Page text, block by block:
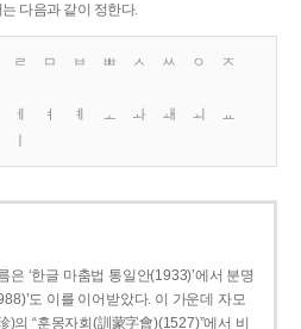
다음과 같이 정한다.
ㄹ ㅁ ㅂ ㅃ ㅅ ㅆ ㅇ
ㅈ
ㅔ ㅕ ㅖ ㅗ ㅘ ㅙ ㅚ
ㅛ
은 ‘한글 마춤법 통일안(1933)’에서 분명
도 이를 이어받았다. 이 가운데 자모
의 “훈몽자회(訓蒙字會)(1527)”에서 비